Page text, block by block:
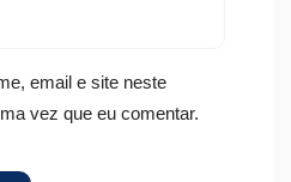
email e site neste
vez que eu comentar.